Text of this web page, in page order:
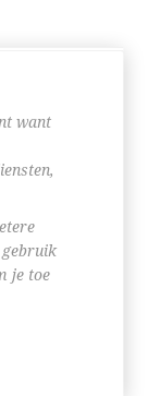
want
gebruik
je toe